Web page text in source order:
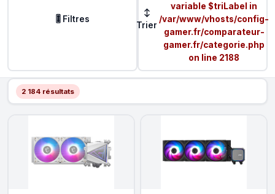
🎚️ Filtres
↕
Trier
variable $triLabel in
/var/www/vhosts/config-
gamer.fr/comparateur-
gamer.fr/categorie.php
on line 2188
2 184 résultats